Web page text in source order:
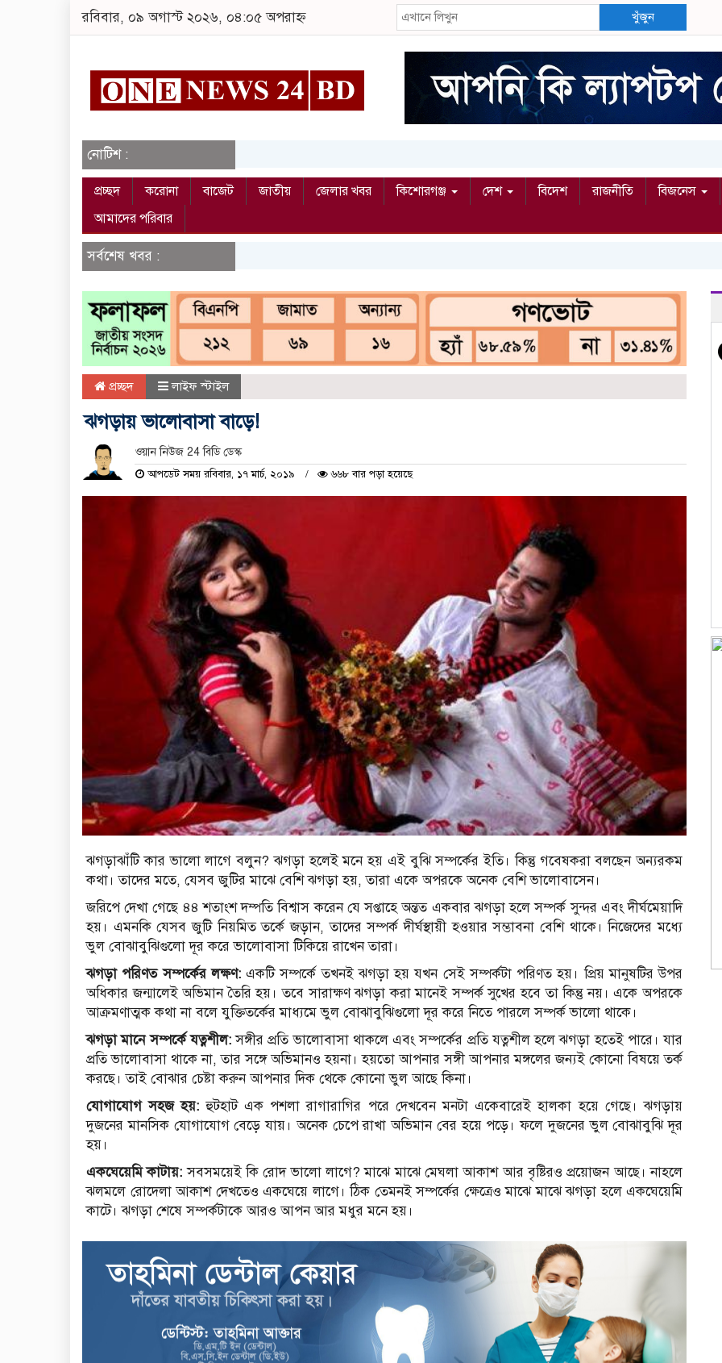
রবিবার, ০৯ অগাস্ট ২০২৬, ০৪:০৫ অপরাহ্ন খুঁজুন
নোটিশ :
প্রচ্ছদ করোনা বাজেট জাতীয় জেলার খবর কিশোরগঞ্জ দেশ বিদেশ রাজনীতি বিজনেস
আমাদের পরিবার
সর্বশেষ খবর :
প্রচ্ছদ লাইফ স্টাইল
ঝগড়ায় ভালোবাসা বাড়ে!
ওয়ান নিউজ 24 বিডি ডেস্ক
আপডেট সময় রবিবার, ১৭ মার্চ, ২০১৯ ৬৬৮ বার পড়া হয়েছে
ঝগড়াঝাঁটি কার ভালো লাগে বলুন? ঝগড়া হলেই মনে হয় এই বুঝি সম্পর্কের ইতি। কিন্তু গবেষকরা বলছেন অন্যরকম
কথা। তাদের মতে, যেসব জুটির মাঝে বেশি ঝগড়া হয়, তারা একে অপরকে অনেক বেশি ভালোবাসেন।
জরিপে দেখা গেছে ৪৪ শতাংশ দম্পতি বিশ্বাস করেন যে সপ্তাহে অন্তত একবার ঝগড়া হলে সম্পর্ক সুন্দর এবং দীর্ঘমেয়াদি
হয়। এমনকি যেসব জুটি নিয়মিত তর্কে জড়ান, তাদের সম্পর্ক দীর্ঘস্থায়ী হওয়ার সম্ভাবনা বেশি থাকে। নিজেদের মধ্যে
ভুল বোঝাবুঝিগুলো দূর করে ভালোবাসা টিকিয়ে রাখেন তারা।
ঝগড়া পরিণত সম্পর্কের লক্ষণ:একটি সম্পর্কে তখনই ঝগড়া হয় যখন সেই সম্পর্কটা পরিণত হয়। প্রিয় মানুষটির উপর
অধিকার জন্মালেই অভিমান তৈরি হয়। তবে সারাক্ষণ ঝগড়া করা মানেই সম্পর্ক সুখের হবে তা কিন্তু নয়। একে অপরকে
আক্রমণাত্মক কথা না বলে যুক্তিতর্কের মাধ্যমে ভুল বোঝাবুঝিগুলো দূর করে নিতে পারলে সম্পর্ক ভালো থাকে।
ঝগড়া মানে সম্পর্কে যত্নশীল:সঙ্গীর প্রতি ভালোবাসা থাকলে এবং সম্পর্কের প্রতি যত্নশীল হলে ঝগড়া হতেই পারে। যার
প্রতি ভালোবাসা থাকে না, তার সঙ্গে অভিমানও হয়না। হয়তো আপনার সঙ্গী আপনার মঙ্গলের জন্যই কোনো বিষয়ে তর্ক
করছে। তাই বোঝার চেষ্টা করুন আপনার দিক থেকে কোনো ভুল আছে কিনা।
যোগাযোগ সহজ হয়: হুটহাট এক পশলা রাগারাগির পরে দেখবেন মনটা একেবারেই হালকা হয়ে গেছে। ঝগড়ায়
দুজনের মানসিক যোগাযোগ বেড়ে যায়। অনেক চেপে রাখা অভিমান বের হয়ে পড়ে। ফলে দুজনের ভুল বোঝাবুঝি দূর
হয়।
একঘেয়েমি কাটায়: সবসময়েই কি রোদ ভালো লাগে? মাঝে মাঝে মেঘলা আকাশ আর বৃষ্টিরও প্রয়োজন আছে। নাহলে
ঝলমলে রোদেলা আকাশ দেখতেও একঘেয়ে লাগে। ঠিক তেমনই সম্পর্কের ক্ষেত্রেও মাঝে মাঝে ঝগড়া হলে একঘেয়েমি
কাটে। ঝগড়া শেষে সম্পর্কটাকে আরও আপন আর মধুর মনে হয়।